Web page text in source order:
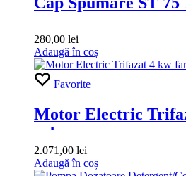
280,00 lei
Adaugă în coș
Favorite
Motor Electric
arbore
2.071,00 lei
Adaugă în coș